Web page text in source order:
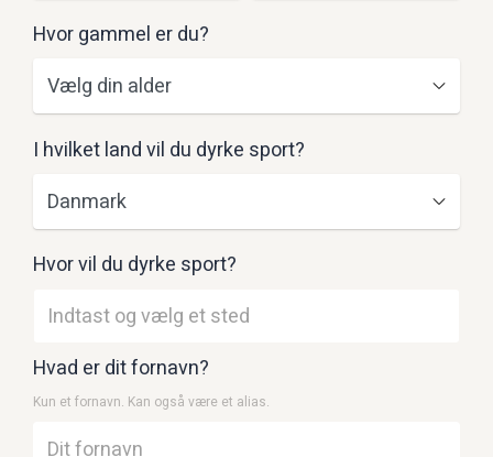
Hvor gammel er du?
I hvilket land vil du dyrke sport?
Hvor vil du dyrke sport?
Hvad er dit fornavn?
Kun et fornavn. Kan også være et alias.